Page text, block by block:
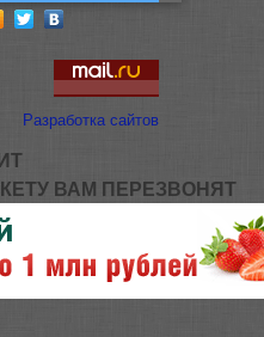
Разработка сайтов
ВАМ ПЕРЕЗВОНЯТ